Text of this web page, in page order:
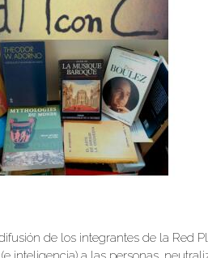
de los integrantes de la Red